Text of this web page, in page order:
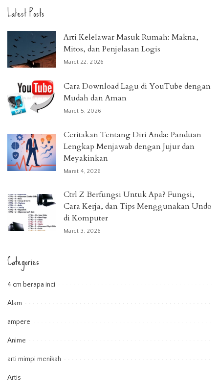
Latest Posts
Arti Kelelawar Masuk Rumah: Makna,
Mitos, dan Penjelasan Logis
Maret 22, 2026
Cara Download Lagu di YouTube dengan
Mudah dan Aman
Maret 5, 2026
Ceritakan Tentang Diri Anda: Panduan
Lengkap Menjawab dengan Jujur dan
Meyakinkan
Maret 4, 2026
Ctrl Z Berfungsi Untuk Apa? Fungsi,
Cara Kerja, dan Tips Menggunakan Undo
di Komputer
Maret 3, 2026
Categories
4 cm berapa inci
Alam
ampere
Anime
arti mimpi menikah
Artis